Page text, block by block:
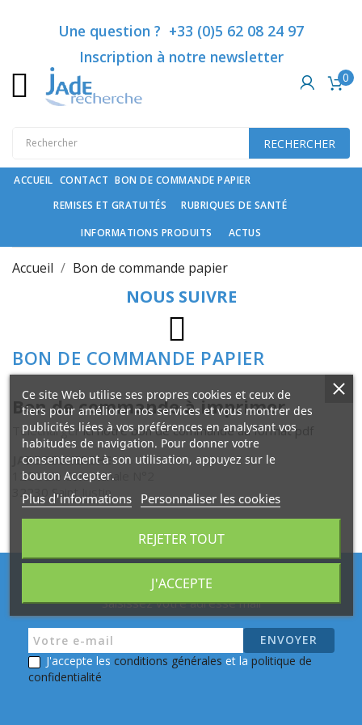
Une question ? +33 (0)5 62 08 24 97
Inscription à notre newsletter
Rubriques
de
spécifiques
Cosmétiques
de
gamme
Hydrogène
Librairie
La
phycocyanine
L'Eau,
l'indispensable
votre
Sauna
Infrarouges
Harmoniseurs
0
RECHERCHER
ACCUEIL CONTACT BON DE COMMANDE PAPIER
REMISES ET GRATUITÉS
RUBRIQUES DE SANTÉ
INFORMATIONS PRODUITS
ACTUS
Accueil Bon de commande papier
NOUS SUIVRE
BON DE COMMANDE PAPIER
Bon de commande à imprimer
Téléchargerici notre bon de commande au format pdf
JADE RECHERCHE
120 Voie Communale N°2
32230 Saint Justin
Saisissez votre adresse mail
J'accepte les conditions générales et la politique de
confidentialité
Ce site Web utilise ses propres cookies et ceux de
tiers pour améliorer nos services et vous montrer des
publicités liées à vos préférences en analysant vos
habitudes de navigation. Pour donner votre
consentement à son utilisation, appuyez sur le
bouton Accepter.
Plus d'informations Personnaliser les cookies
REJETER TOUT
J'ACCEPTE